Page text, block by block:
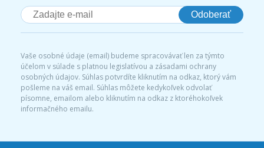
Odoberať
Vaše osobné údaje (email) budeme spracovávať len za týmto
účelom v súlade s platnou legislatívou a zásadami ochrany
osobných údajov. Súhlas potvrdíte kliknutím na odkaz, ktorý vám
pošleme na váš email. Súhlas môžete kedykoľvek odvolať
písomne, emailom alebo kliknutím na odkaz z ktoréhokoľvek
informačného emailu.